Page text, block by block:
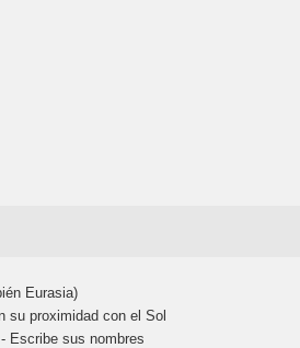
Eurasia)
su proximidad con el Sol
Escribe sus nombres